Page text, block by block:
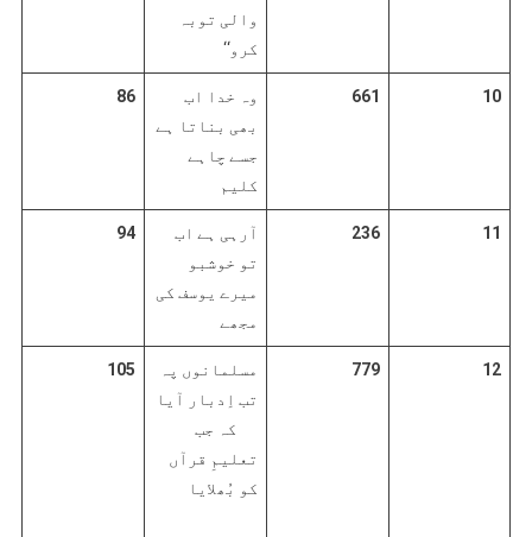
والی توبہ
کرو‘‘
10
661
وہ خدا اب
بھی بناتا ہے
جسے چاہے
کلیم
86
11
236
آرہی ہے اب
تو خوشبو
میرے یوسف کی
مجھے
94
12
779
مسلمانوں پہ
تب اِدبار آیا
کہ جب
تعلیمِ قرآں
کو بُھلایا
105